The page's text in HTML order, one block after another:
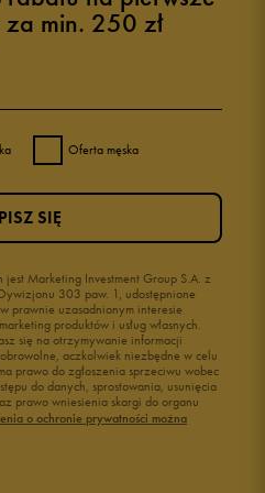
min. 250 zł
Oferta męska
Marketing Investment Group S.A. z
303 paw. 1, udostępnione
prawnie uzasadnionym interesie
produktów i usług własnych.
się na otrzymywanie informacji
aczkolwiek niezbędne w celu
prawo do zgłoszenia sprzeciwu wobec
do danych, sprostowania, usunięcia
prawo wniesienia skargi do organu
o ochronie prywatności można
SIĘ